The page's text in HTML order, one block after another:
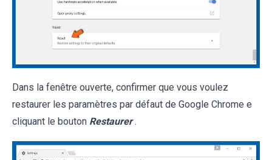
Dans la fenêtre ouverte, confirmer que vous voulez
restaurer les paramètres par défaut de Google Chrome e
cliquant le bouton Restaurer .